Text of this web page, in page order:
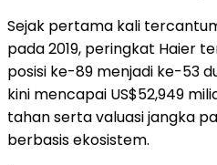
Sejak pertama kali
pada 2019, peringkat Haier
posisi ke-89 menjadi ke-53
kini mencapai US$52,949
tahan serta valuasi jangka
berbasis ekosistem.